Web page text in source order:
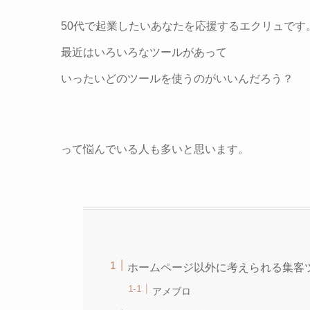
50代で起業したいあなたを応援するエクリュです
最近はいろいろなツールがあって
いったいどのツールを使うのがいいんだろう？
って悩んでいる人も多いと思います。
ホームページ以外に考えられる集客
アメブロ